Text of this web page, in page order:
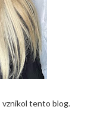
vznikol tento blog.